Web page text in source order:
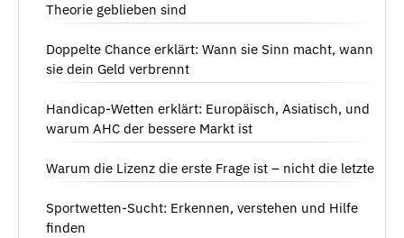
Theorie geblieben sind
Doppelte Chance erklärt: Wann sie Sinn macht, wann
sie dein Geld verbrennt
Handicap-Wetten erklärt: Europäisch, Asiatisch, und
warum AHC der bessere Markt ist
Warum die Lizenz die erste Frage ist – nicht die letzte
Sportwetten-Sucht: Erkennen, verstehen und Hilfe
finden